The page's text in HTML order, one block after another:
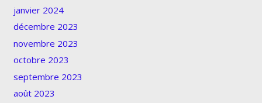
janvier 2024
décembre 2023
novembre 2023
octobre 2023
septembre 2023
août 2023